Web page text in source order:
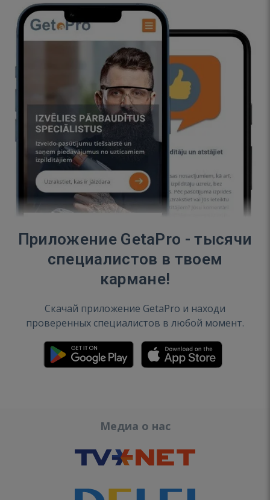
Приложение GetaPro - тысячи
специалистов в твоем
кармане!
Скачай приложение GetaPro и находи
проверенных специалистов в любой момент.
Медиа о нас